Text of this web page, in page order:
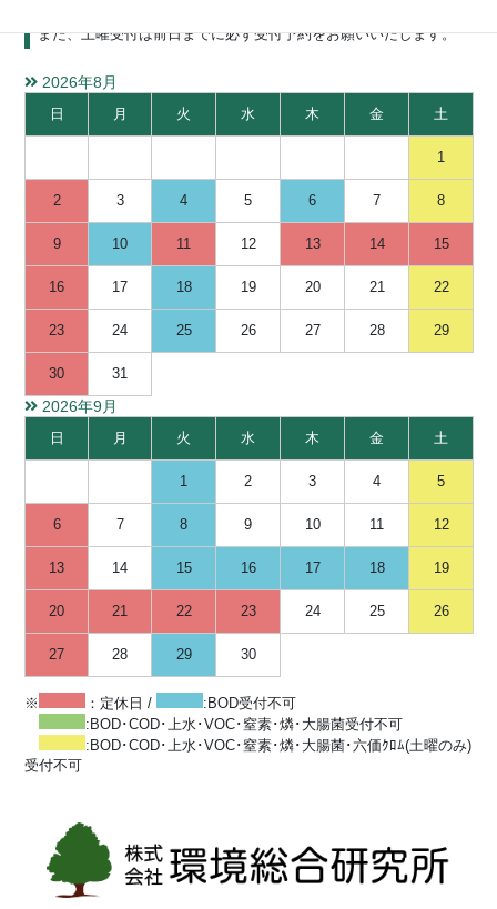
また、土曜受付は前日までに必ず受付予約をお願いいたします。
2026年8月
日 月 火 水 木 金 土
1
2 3 4 5 6 7 8
9 10 11 12 13 14 15
16 17 18 19 20 21 22
23 24 25 26 27 28 29
30 31
2026年9月
日 月 火 水 木 金 土
1 2 3 4 5
6 7 8 9 10 11 12
13 14 15 16 17 18 19
20 21 22 23 24 25 26
27 28 29 30
※ ：定休日 /
:BOD受付不可
:BOD･COD･上水･VOC･窒素･燐･大腸菌受付不可
:BOD･COD･上水･VOC･窒素･燐･大腸菌･六価ｸﾛﾑ(土曜のみ)
受付不可